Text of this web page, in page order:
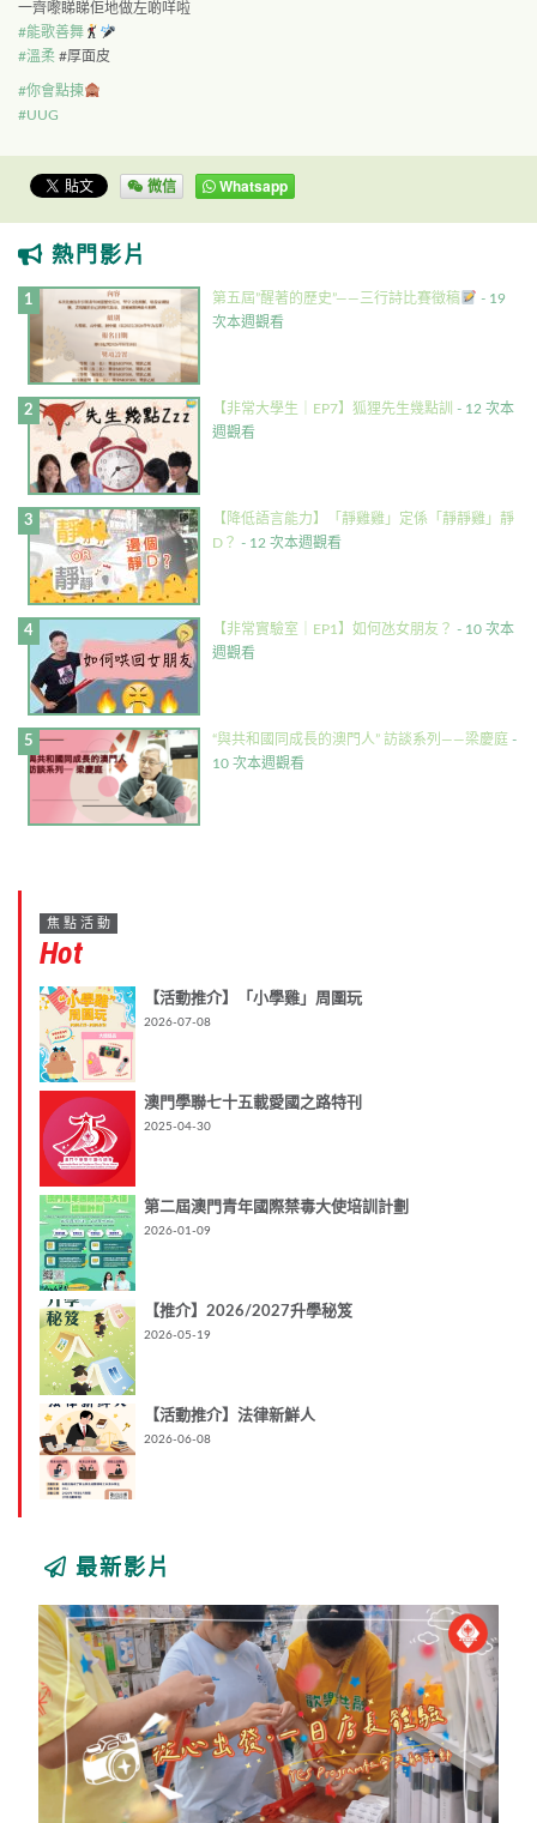
一齊嚟睇睇佢地做左啲咩啦
#能歌善舞
#溫柔 #厚面皮
#你會點揀
#UUG
微信 Whatsapp
熱門影片
第五屆”醒著的歷史”——三行詩比賽徵稿
- 19
次本週觀看
【非常大學生｜EP7】狐狸先生幾點訓 - 12 次本
週觀看
【降低語言能力】「靜雞雞」定係「靜靜雞」靜
D？ - 12 次本週觀看
【非常實驗室｜EP1】如何氹女朋友？ - 10 次本
週觀看
“與共和國同成長的澳門人” 訪談系列——梁慶庭 -
10 次本週觀看
焦點活動
Hot
【活動推介】「小學雞」周圍玩
2026-07-08
澳門學聯七十五載愛國之路特刊
2025-04-30
第二屆澳門青年國際禁毒大使培訓計劃
2026-01-09
【推介】2026/2027升學秘笈
2026-05-19
【活動推介】法律新鮮人
2026-06-08
最新影片